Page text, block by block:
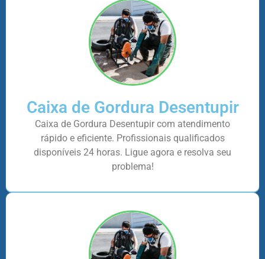
Caixa de Gordura Desentupir
Caixa de Gordura Desentupir com atendimento
rápido e eficiente. Profissionais qualificados
disponíveis 24 horas. Ligue agora e resolva seu
problema!